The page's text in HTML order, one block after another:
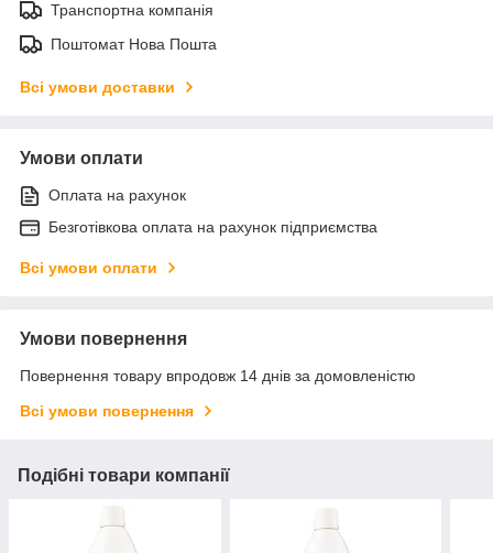
Транспортна компанія
Поштомат Нова Пошта
Всі умови доставки
Умови оплати
Оплата на рахунок
Безготівкова оплата на рахунок підприємства
Всі умови оплати
Умови повернення
Повернення товару впродовж 14 днів за домовленістю
Всі умови повернення
Подібні товари компанії